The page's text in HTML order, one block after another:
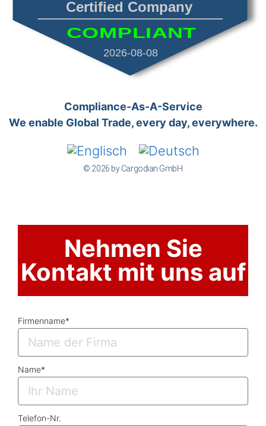
Certified Company
2026-08-08
COMPLIANT
Compliance-As-A-Service
We enable Global Trade, every day, everywhere.
© 2026 by Cargodian GmbH
Nehmen Sie
Kontakt mit uns auf
Firmenname*
Name*
Telefon-Nr.